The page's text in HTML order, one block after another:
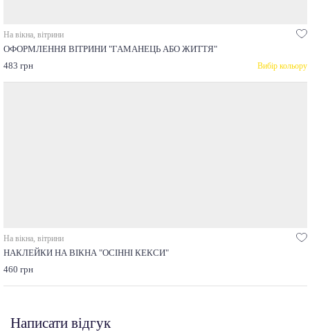
На вікна, вітрини
ОФОРМЛЕННЯ ВІТРИНИ "ГАМАНЕЦЬ АБО ЖИТТЯ"
483 грн
Вибір кольору
На вікна, вітрини
НАКЛЕЙКИ НА ВІКНА "ОСІННІ КЕКСИ"
460 грн
Написати відгук